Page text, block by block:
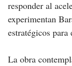
responder al
experimentan
estratégicos
La obra